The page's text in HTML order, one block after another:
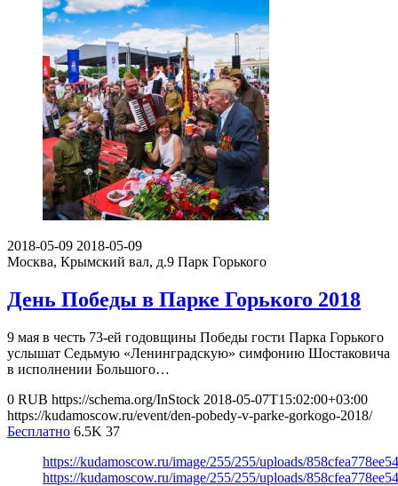
2018-05-09 2018-05-09
Москва, Крымский вал, д.9 Парк Горького
День Победы в Парке Горького 2018
9 мая в честь 73-ей годовщины Победы гости Парка Горького
услышат Седьмую «Ленинградскую» симфонию Шостаковича
в исполнении Большого…
0 RUB https://schema.org/InStock 2018-05-07T15:02:00+03:00
https://kudamoscow.ru/event/den-pobedy-v-parke-gorkogo-2018/
Бесплатно 6.5K 37
https://kudamoscow.ru/image/255/255/uploads/
https://kudamoscow.ru/image/255/255/uploads/